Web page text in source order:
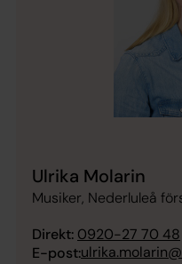
Ulrika Molarin
Musiker, Nederluleå
Direkt: 0920-27 70 48
E-post: